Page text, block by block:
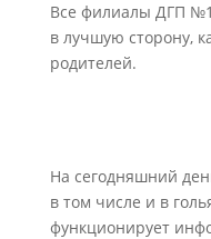
Все филиалы ДГП
в лучшую сторону,
родителей.
На сегодняшний
в том числе и в
функционирует